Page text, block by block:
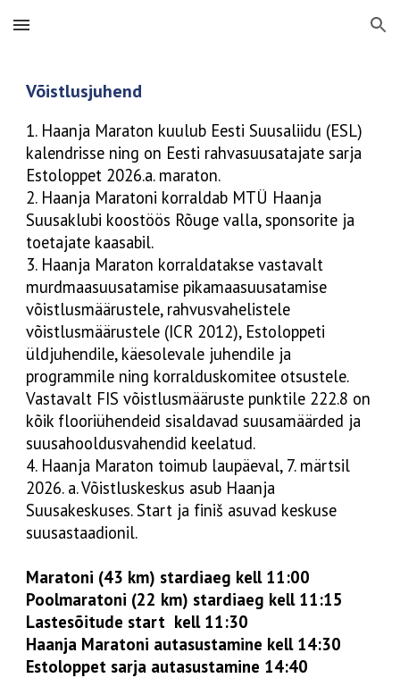
Skip to main content Skip to navigation
Võistlusjuhend
1. Haanja Maraton kuulub Eesti Suusaliidu (ESL)
kalendrisse ning on Eesti rahvasuusatajate sarja
Estoloppet 2026.a. maraton.
2. Haanja Maratoni korraldab MTÜ Haanja
Suusaklubi koostöös Rõuge valla, sponsorite ja
toetajate kaasabil.
3. Haanja Maraton korraldatakse vastavalt
murdmaasuusatamise pikamaasuusatamise
võistlusmäärustele, rahvusvahelistele
võistlusmäärustele (ICR 2012), Estoloppeti
üldjuhendile, käesolevale juhendile ja
programmile ning korralduskomitee otsustele.
Vastavalt FIS võistlusmääruste punktile 222.8 on
kõik flooriühendeid sisaldavad suusamäärded ja
suusahooldusvahendid keelatud.
4. Haanja Maraton toimub laupäeval, 7. märtsil
2026. a. Võistluskeskus asub Haanja
Suusakeskuses. Start ja finiš asuvad keskuse
suusastaadionil.
Maratoni (43 km) stardiaeg kell 11:00
Poolmaratoni (22 km) stardiaeg kell 11:15
Lastesõitude start kell 11:30
Haanja Maratoni autasustamine kell 14:30
Estoloppet sarja autasustamine 14:40